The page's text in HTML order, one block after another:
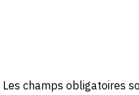
Les champs obligatoires